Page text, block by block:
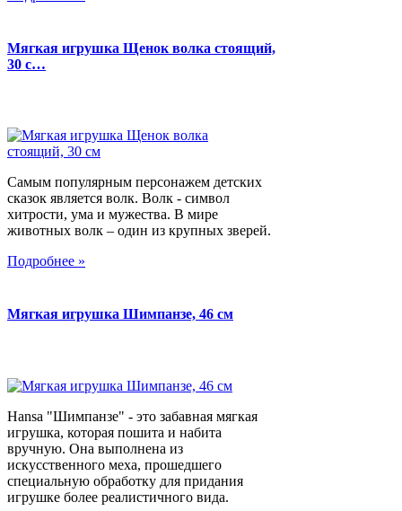
Мягкая игрушка Щенок волка стоящий,
30 с…
Самым популярным персонажем детских
сказок является волк. Волк - символ
хитрости, ума и мужества. В мире
животных волк – один из крупных зверей.
Подробнее »
Мягкая игрушка Шимпанзе, 46 см
Hansa "Шимпанзе" - это забавная мягкая
игрушка, которая пошита и набита
вручную. Она выполнена из
искусственного меха, прошедшего
специальную обработку для придания
игрушке более реалистичного вида.